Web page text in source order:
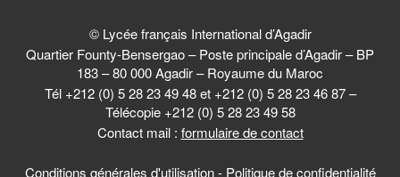
© Lycée français International d’Agadir
Quartier Founty-Bensergao – Poste principale d’Agadir – BP
183 – 80 000 Agadir – Royaume du Maroc
Tél +212 (0) 5 28 23 49 48 et +212 (0) 5 28 23 46 87 –
Télécopie +212 (0) 5 28 23 49 58
Contact mail : formulaire de contact
Conditions générales d'utilisation- Politique de confidentialité